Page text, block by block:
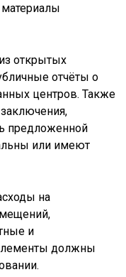
материалы
открытых
отчёты о
центров. Также
предложенной
или имеют
на
и
должны